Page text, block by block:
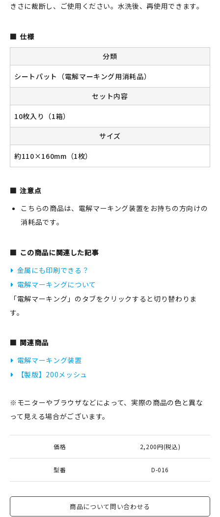
在庫限り
おすすめ特集
読みもの
おしらせ
新規会員登録
マイアカウント
カートを見る
お買い物ガイド
きさに裁断し、ご使用ください。水洗後、再使用できます。
仕様
分類
シートパット（電解マーキング用消耗品）
セット内容
10枚入り（1箱）
サイズ
約110×160mm（1枚）
注意点
こちらの商品は、電解マーキング装置をお持ちの方向けの
消耗品です。
この商品に関連した記事
金属にも印刷できる？
電解マーキングについて
「電解マーキング」のタブをクリックすると切り替わりま
す。
関連商品
電解マーキング装置
【製版】200メッシュ
※モニターやブラウザなどによって、実際の商品の色と異な
って見える場合がございます。
価格 2,200円(税込)
型番 D-016
商品について問い合わせる